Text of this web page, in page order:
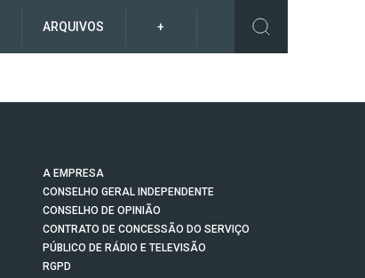
ARQUIVOS +
A EMPRESA
CONSELHO GERAL INDEPENDENTE
CONSELHO DE OPINIÃO
CONTRATO DE CONCESSÃO DO SERVIÇO
PÚBLICO DE RÁDIO E TELEVISÃO
RGPD